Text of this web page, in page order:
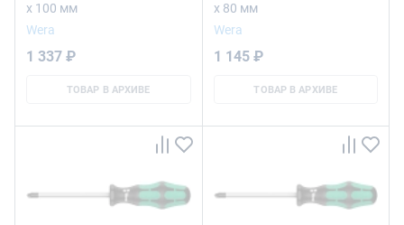
x 100 мм
Wera
1 337 ₽
ТОВАР В АРХИВЕ
x 80 мм
Wera
1 145 ₽
ТОВАР В АРХИВЕ